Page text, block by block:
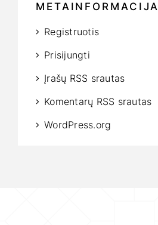
METAINFORMACIJA
Registruotis
Prisijungti
Įrašų RSS srautas
Komentarų RSS srautas
WordPress.org